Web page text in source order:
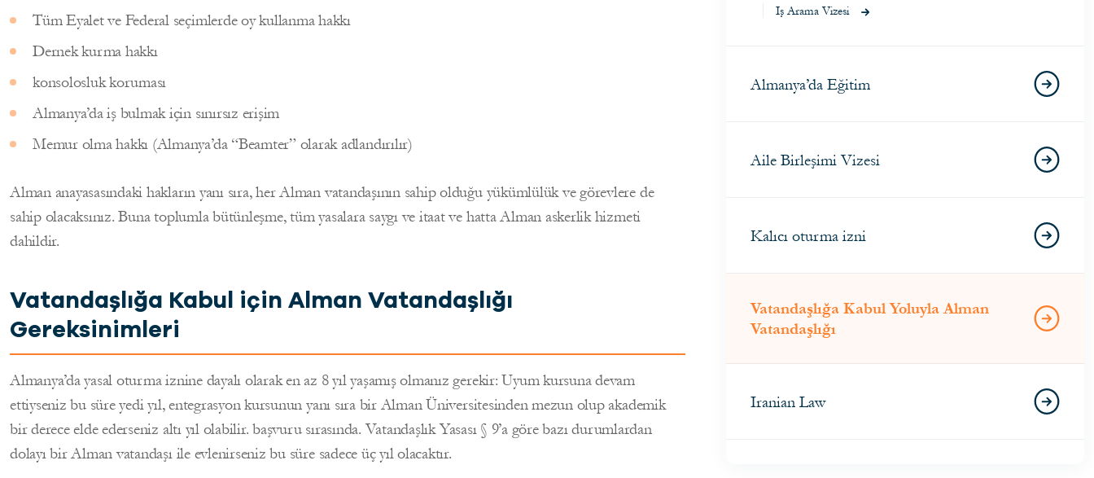
Tüm Eyalet ve Federal seçimlerde oy kullanma hakkı
Dernek kurma hakkı
konsolosluk koruması
Almanya’da iş bulmak için sınırsız erişim
Memur olma hakkı (Almanya’da “Beamter” olarak adlandırılır)
Alman anayasasındaki hakların yanı sıra, her Alman vatandaşının sahip olduğu yükümlülük ve görevlere de
sahip olacaksınız. Buna toplumla bütünleşme, tüm yasalara saygı ve itaat ve hatta Alman askerlik hizmeti
dahildir.
Vatandaşlığa Kabul için Alman Vatandaşlığı
Gereksinimleri
Almanya’da yasal oturma iznine dayalı olarak en az 8 yıl yaşamış olmanız gerekir: Uyum kursuna devam
ettiyseniz bu süre yedi yıl, entegrasyon kursunun yanı sıra bir Alman Üniversitesinden mezun olup akademik
bir derece elde ederseniz altı yıl olabilir. başvuru sırasında. Vatandaşlık Yasası § 9’a göre bazı durumlardan
dolayı bir Alman vatandaşı ile evlenirseniz bu süre sadece üç yıl olacaktır.
Iş Arama Vizesi
Almanya’da Eğitim
Aile Birleşimi Vizesi
Kalıcı oturma izni
Vatandaşlığa Kabul Yoluyla Alman
Vatandaşlığı
Iranian Law